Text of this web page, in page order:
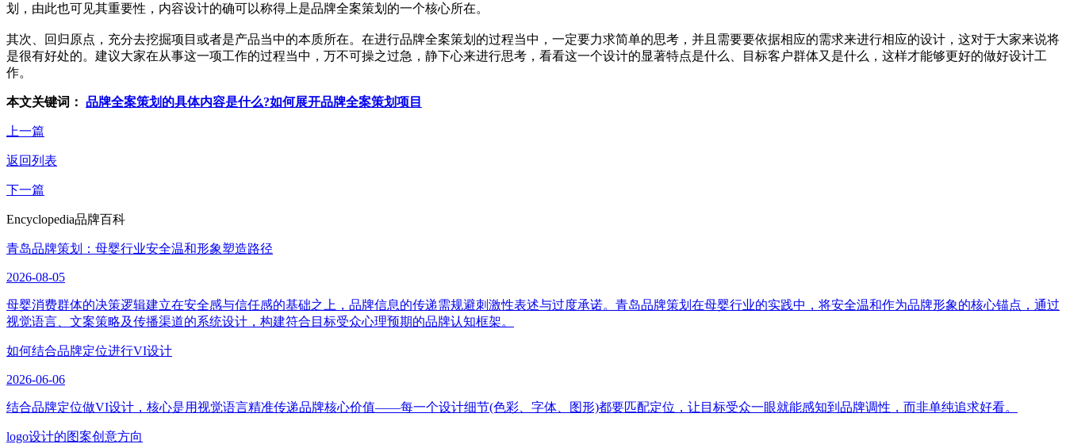
划，由此也可见其重要性，内容设计的确可以称得上是品牌全案策划的一个核心所在。
其次、回归原点，充分去挖掘项目或者是产品当中的本质所在。在进行品牌全案策划的过程当中，一定要力求简单的思考，并且需要要依据相应的需求来进行相应的设计，这对于大家来说将
是很有好处的。建议大家在从事这一项工作的过程当中，万不可操之过急，静下心来进行思考，看看这一个设计的显著特点是什么、目标客户群体又是什么，这样才能够更好的做好设计工
作。
本文关键词： 品牌全案策划的具体内容是什么?如何展开品牌全案策划项目
上一篇
返回列表
下一篇
Encyclopedia品牌百科
青岛品牌策划：母婴行业安全温和形象塑造路径
2026-08-05
母婴消费群体的决策逻辑建立在安全感与信任感的基础之上，品牌信息的传递需规避刺激性表述与过度承诺。青岛品牌策划在母婴行业的实践中，将安全温和作为品牌形象的核心锚点，通过
视觉语言、文案策略及传播渠道的系统设计，构建符合目标受众心理预期的品牌认知框架。
如何结合品牌定位进行VI设计
2026-06-06
结合品牌定位做VI设计，核心是用视觉语言精准传递品牌核心价值——每一个设计细节(色彩、字体、图形)都要匹配定位，让目标受众一眼就能感知到品牌调性，而非单纯追求好看。
logo设计的图案创意方向